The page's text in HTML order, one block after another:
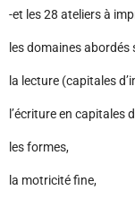
-et les 28 ateliers à
les domaines abordés
la lecture (capitales
l’écriture en capitales
les formes,
la motricité fine,